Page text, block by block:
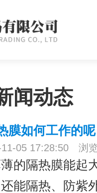
闻动态
膜​如何工作的
11-05 17:28:50 浏
的隔热膜能起
能隔热、防紫